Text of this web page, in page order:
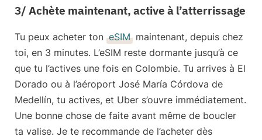
3/ Achète maintenant, active à l’atterrissage
Tu peux acheter ton eSIM maintenant, depuis chez
toi, en 3 minutes. L’eSIM reste dormante jusqu’à ce
que tu l’actives une fois en Colombie. Tu arrives à El
Dorado ou à l’aéroport José María Córdova de
Medellín, tu actives, et Uber s’ouvre immédiatement.
Une bonne chose de faite avant même de boucler
ta valise. Je te recommande de l’acheter dès